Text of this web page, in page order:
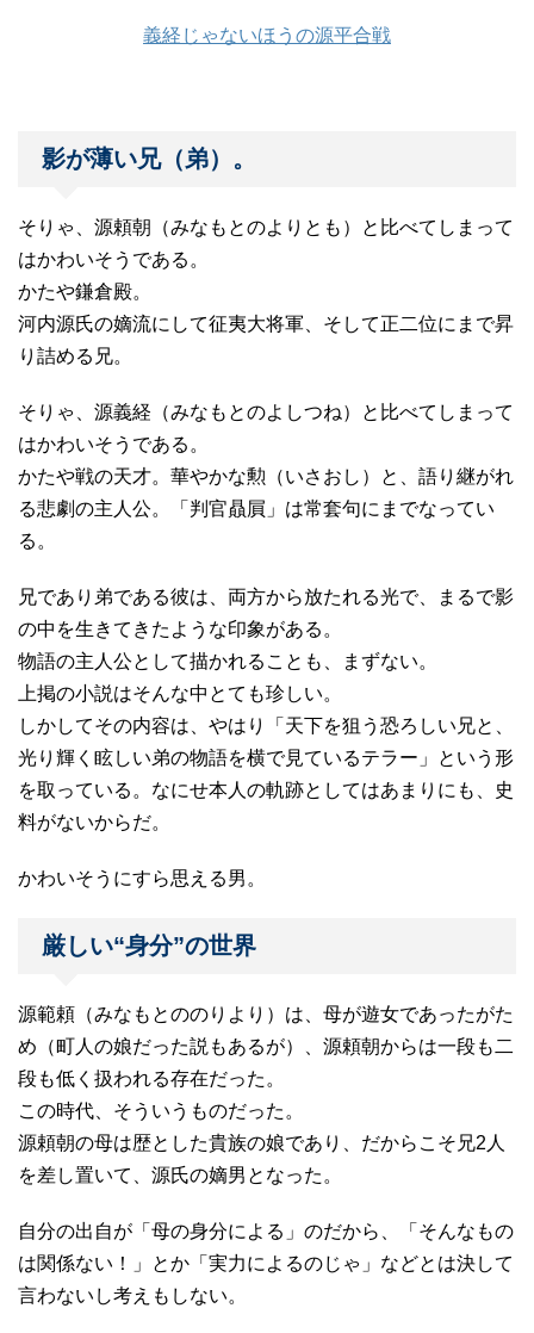
義経じゃないほうの源平合戦
影が薄い兄（弟）。
そりゃ、源頼朝（みなもとのよりとも）と比べてしまって
はかわいそうである。
かたや鎌倉殿。
河内源氏の嫡流にして征夷大将軍、そして正二位にまで昇
り詰める兄。
そりゃ、源義経（みなもとのよしつね）と比べてしまって
はかわいそうである。
かたや戦の天才。華やかな勲（いさおし）と、語り継がれ
る悲劇の主人公。「判官贔屓」は常套句にまでなってい
る。
兄であり弟である彼は、両方から放たれる光で、まるで影
の中を生きてきたような印象がある。
物語の主人公として描かれることも、まずない。
上掲の小説はそんな中とても珍しい。
しかしてその内容は、やはり「天下を狙う恐ろしい兄と、
光り輝く眩しい弟の物語を横で見ているテラー」という形
を取っている。なにせ本人の軌跡としてはあまりにも、史
料がないからだ。
かわいそうにすら思える男。
厳しい“身分”の世界
源範頼（みなもとののりより）は、母が遊女であったがた
め（町人の娘だった説もあるが）、源頼朝からは一段も二
段も低く扱われる存在だった。
この時代、そういうものだった。
源頼朝の母は歴とした貴族の娘であり、だからこそ兄2人
を差し置いて、源氏の嫡男となった。
自分の出自が「母の身分による」のだから、「そんなもの
は関係ない！」とか「実力によるのじゃ」などとは決して
言わないし考えもしない。